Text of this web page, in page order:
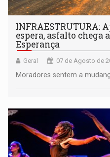
INFRAESTRUTURA:
espera, asfalto chega
Esperança
Geral 07 de Agosto de
Moradores sentem a